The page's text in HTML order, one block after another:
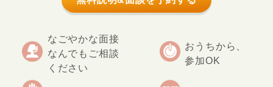
なごやかな面接
なんでもご相談
ください
おうちから、
参加OK